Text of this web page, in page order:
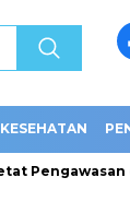
KESEHATAN
Pengawasan